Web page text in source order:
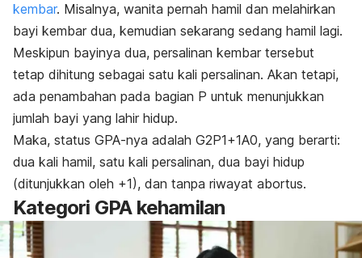
kembar. Misalnya, wanita pernah hamil dan melahirkan
bayi kembar dua, kemudian sekarang sedang hamil lagi.
Meskipun bayinya dua, persalinan kembar tersebut
tetap dihitung sebagai satu kali persalinan. Akan tetapi,
ada penambahan pada bagian P untuk menunjukkan
jumlah bayi yang lahir hidup.
Maka, status GPA-nya adalah G2P1+1A0, yang berarti:
dua kali hamil, satu kali persalinan, dua bayi hidup
(ditunjukkan oleh +1), dan tanpa riwayat abortus.
Kategori GPA kehamilan